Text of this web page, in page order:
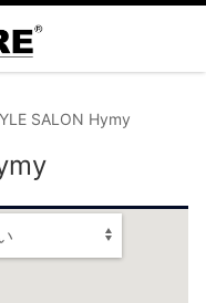
SALON Hymy